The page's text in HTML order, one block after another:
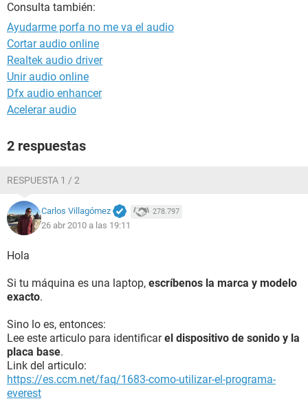
Consulta también:
Ayudarme porfa no me va el audio
Cortar audio online
Realtek audio driver
Unir audio online
Dfx audio enhancer
Acelerar audio
2 respuestas
RESPUESTA 1 / 2
Carlos Villagómez 278.797
26 abr 2010 a las 19:11
Hola
Si tu máquina es una laptop, escríbenos la marca y modelo
exacto.
Sino lo es, entonces:
Lee este articulo para identificarel dispositivo de sonido y la
placa base.
Link del articulo:
https://es.ccm.net/faq/1683-como-utilizar-el-programa-
everest